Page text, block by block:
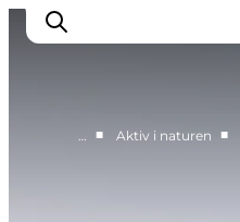
… ■ Aktiv i naturen ■